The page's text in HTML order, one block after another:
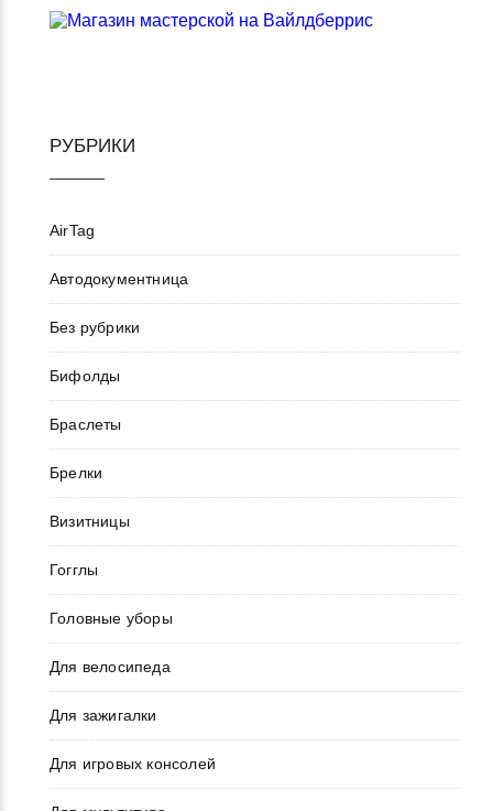
РУБРИКИ
AirTag
Автодокументница
Без рубрики
Бифолды
Браслеты
Брелки
Визитницы
Гогглы
Головные уборы
Для велосипеда
Для зажигалки
Для игровых консолей